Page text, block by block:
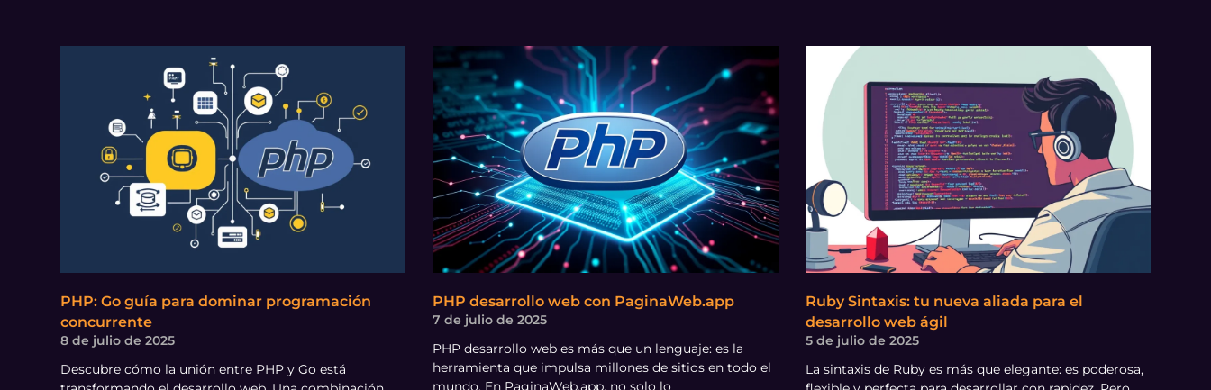
PHP: Go guía para dominar programación
concurrente
8 de julio de 2025
Descubre cómo la unión entre PHP y Go está
PHP desarrollo web con PaginaWeb.app
7 de julio de 2025
PHP desarrollo web es más que un lenguaje: es la
herramienta que impulsa millones de sitios en todo el
Ruby Sintaxis: tu nueva aliada para el
desarrollo web ágil
5 de julio de 2025
La sintaxis de Ruby es más que elegante: es poderosa,